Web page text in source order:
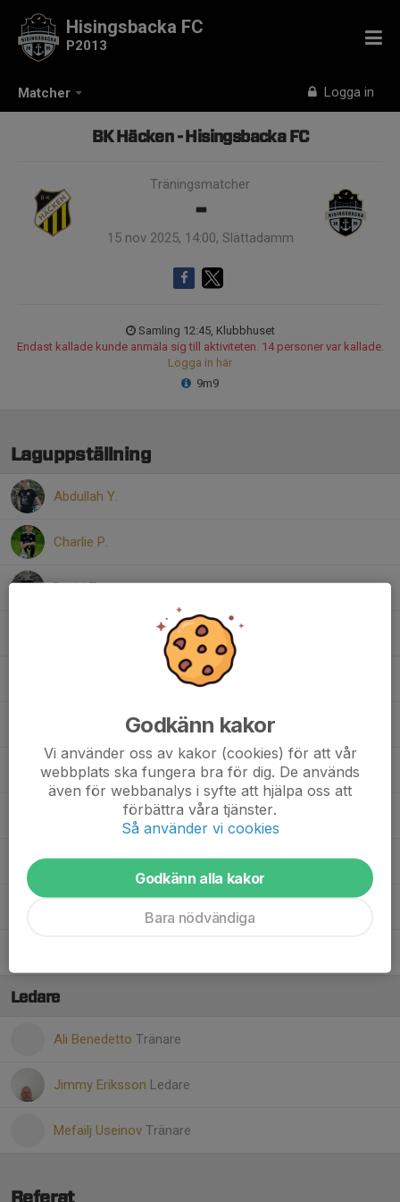
Matcher Logga in
Hisingsbacka FC
P2013
BK Häcken - Hisingsbacka FC
Träningsmatcher
-
15 nov 2025, 14:00, Slättadamm
Samling 12:45, Klubbhuset
Endast kallade kunde anmäla sig till aktiviteten. 14 personer var kallade.
Logga in här
9m9
Laguppställning
Abdullah Y.
Charlie P.
David Z.
Joseph Katunga M.
Noah E.
Theo E.
Ledare
Ali Benedetto Tränare
Jimmy Eriksson Ledare
Mefailj Useinov Tränare
Referat
Godkänn kakor
Vi använder oss av kakor (cookies) för att vår
webbplats ska fungera bra för dig. De används
även för webbanalys i syfte att hjälpa oss att
förbättra våra tjänster.
Så använder vi cookies
Godkänn alla kakor
Bara nödvändiga